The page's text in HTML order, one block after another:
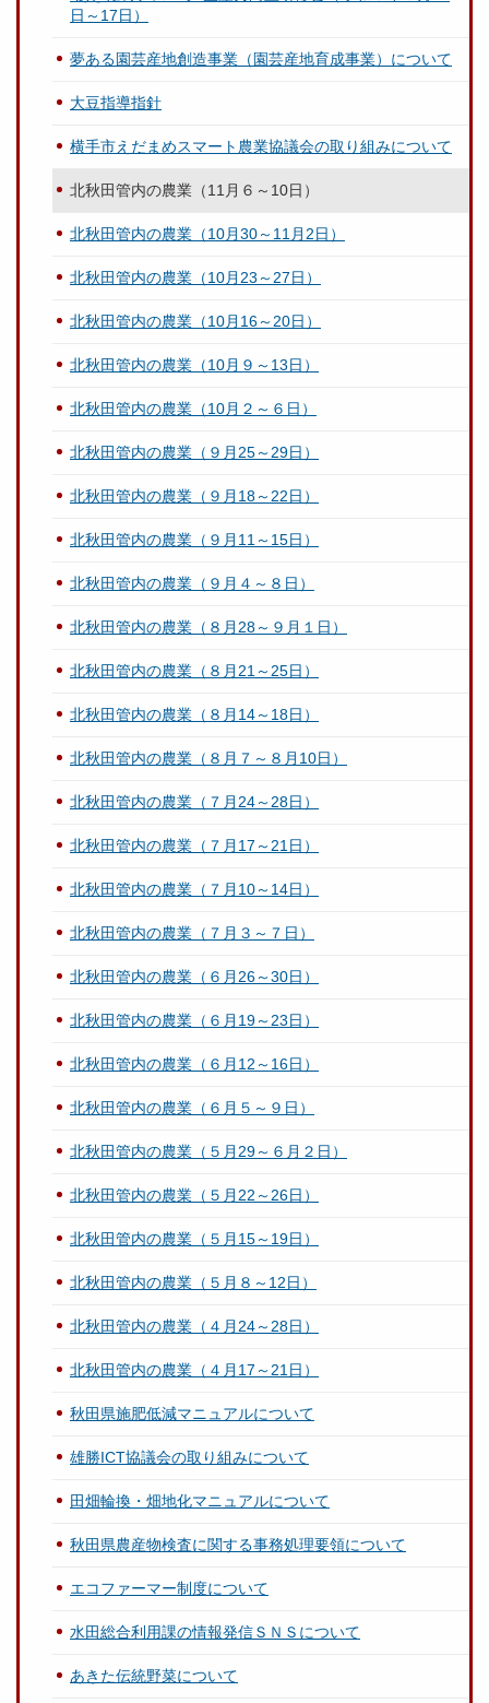
日～17日）
夢ある園芸産地創造事業（園芸産地育成事業）について
大豆指導指針
横手市えだまめスマート農業協議会の取り組みについて
北秋田管内の農業（11月６～10日）
北秋田管内の農業（10月30～11月2日）
北秋田管内の農業（10月23～27日）
北秋田管内の農業（10月16～20日）
北秋田管内の農業（10月９～13日）
北秋田管内の農業（10月２～６日）
北秋田管内の農業（９月25～29日）
北秋田管内の農業（９月18～22日）
北秋田管内の農業（９月11～15日）
北秋田管内の農業（９月４～８日）
北秋田管内の農業（８月28～９月１日）
北秋田管内の農業（８月21～25日）
北秋田管内の農業（８月14～18日）
北秋田管内の農業（８月７～８月10日）
北秋田管内の農業（７月24～28日）
北秋田管内の農業（７月17～21日）
北秋田管内の農業（７月10～14日）
北秋田管内の農業（７月３～７日）
北秋田管内の農業（６月26～30日）
北秋田管内の農業（６月19～23日）
北秋田管内の農業（６月12～16日）
北秋田管内の農業（６月５～９日）
北秋田管内の農業（５月29～６月２日）
北秋田管内の農業（５月22～26日）
北秋田管内の農業（５月15～19日）
北秋田管内の農業（５月８～12日）
北秋田管内の農業（４月24～28日）
北秋田管内の農業（４月17～21日）
秋田県施肥低減マニュアルについて
雄勝ICT協議会の取り組みについて
田畑輪換・畑地化マニュアルについて
秋田県農産物検査に関する事務処理要領について
エコファーマー制度について
水田総合利用課の情報発信ＳＮＳについて
あきた伝統野菜について